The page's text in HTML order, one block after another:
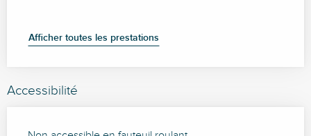
Afficher toutes les prestations
Accessibilité